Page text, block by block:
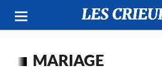
MARIAGE